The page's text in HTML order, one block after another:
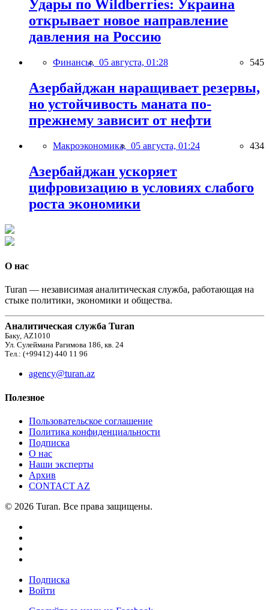
Удары по Wildberries: Украина
открывает новое направление
давления на Россию
Финансы, 05 августа, 01:28 545
Азербайджан наращивает резервы,
но устойчивость маната по-
прежнему зависит от нефти
Макроэкономика, 05 августа, 01:24 434
Азербайджан ускоряет
цифровизацию в условиях слабого
роста экономики
О нас
Turan — независимая аналитическая служба, работающая на
стыке политики, экономики и общества.
Аналитическая служба Turan
Баку, AZ1010
Ул. Сулеймана Рагимова 186, кв. 24
Тел.: (+99412) 440 11 96
agency@turan.az
Полезное
Пользовательское соглашение
Политика конфиденциальности
Подписка
О нас
Наши эксперты
Архив
CONTACT AZ
© 2026 Turan. Все права защищены.
Подписка
Войти